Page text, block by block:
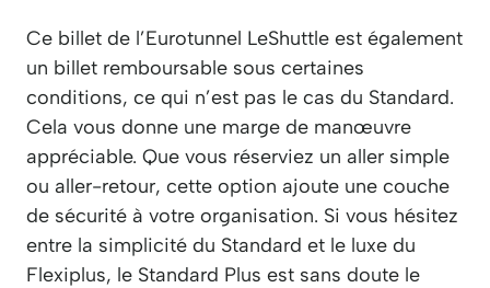
Ce billet de l’Eurotunnel LeShuttle est également
un billet remboursable sous certaines
conditions, ce qui n’est pas le cas du Standard.
Cela vous donne une marge de manœuvre
appréciable. Que vous réserviez un aller simple
ou aller-retour, cette option ajoute une couche
de sécurité à votre organisation. Si vous hésitez
entre la simplicité du Standard et le luxe du
Flexiplus, le Standard Plus est sans doute le